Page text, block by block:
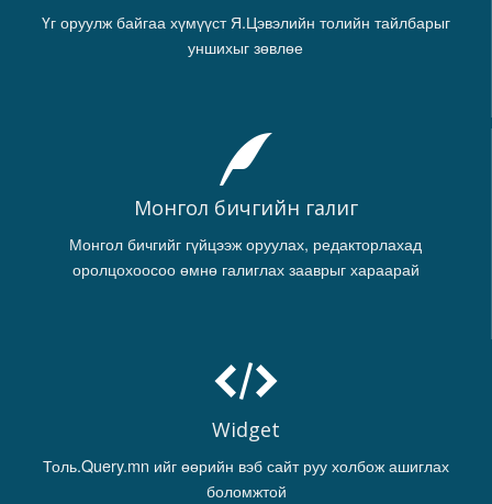
Үг оруулж байгаа хүмүүст Я.Цэвэлийн толийн тайлбарыг
уншихыг зөвлөе
Монгол бичгийн галиг
Монгол бичгийг гүйцээж оруулах, редакторлахад
оролцохоосоо өмнө галиглах зааврыг хараарай
Widget
Толь.Query.mn ийг өөрийн вэб сайт руу холбож ашиглах
боломжтой